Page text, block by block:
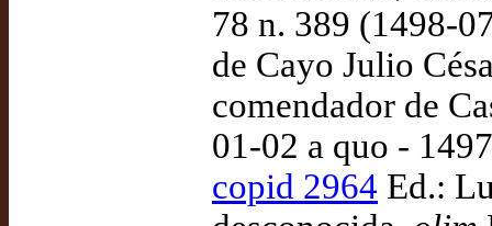
78 n. 389 (1498-
de Cayo Julio
comendador de
01-02 a quo -
copid 2964 Ed.: